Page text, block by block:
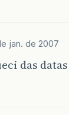
jan. de 2007
das